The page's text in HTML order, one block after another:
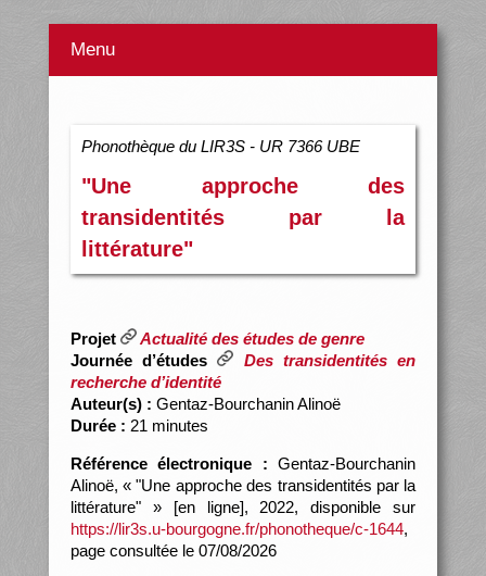
Menu
Phonothèque du LIR3S - UR 7366 UBE
"Une approche des
transidentités par la
littérature"
Projet
Actualité des études de genre
Journée d’études
Des transidentités en
recherche d’identité
Auteur(s) : Gentaz-Bourchanin Alinoë
Durée : 21 minutes
Référence électronique : Gentaz-Bourchanin
Alinoë, « "Une approche des transidentités par la
littérature" » [en ligne], 2022, disponible sur
https://lir3s.u-bourgogne.fr/phonotheque/c-1644,
page consultée le 07/08/2026